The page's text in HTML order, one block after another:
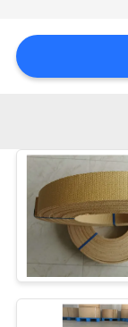
উদ্ধৃতির
সাইট
ম্যাপ
PRIVACY
POLICY